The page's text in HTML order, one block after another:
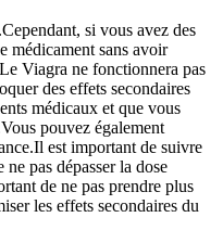
si vous avez des
médicament sans avoir
Viagra ne fonctionnera pas
des effets secondaires
médicaux et que vous
pouvez également
est important de suivre
pas dépasser la dose
de ne pas prendre plus
les effets secondaires du